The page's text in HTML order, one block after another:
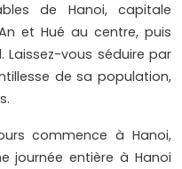
de Hanoi, capitale
et Hué au centre, puis
vous séduire par
de sa population,
commence à Hanoi,
journée entière à Hanoi